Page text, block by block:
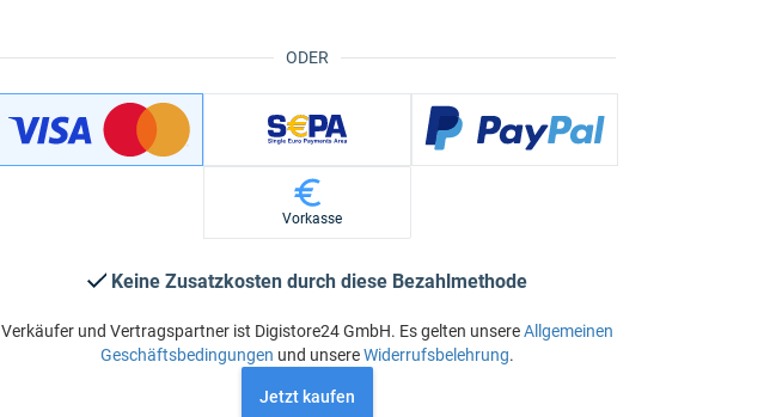
ODER
Vorkasse
Keine Zusatzkosten durch diese Bezahlmethode
Verkäufer und Vertragspartner ist Digistore24 GmbH. Es gelten unsereAllgemeinen
Geschäftsbedingungen und unsereWiderrufsbelehrung.
Jetzt kaufen